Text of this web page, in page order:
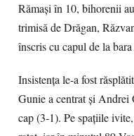
Rămași în 10, bihorenii
trimisă de Drăgan,
înscris cu capul de la
Insistența le-a fost
Gunie a centrat și Andrei
cap (3-1). Pe spațiile